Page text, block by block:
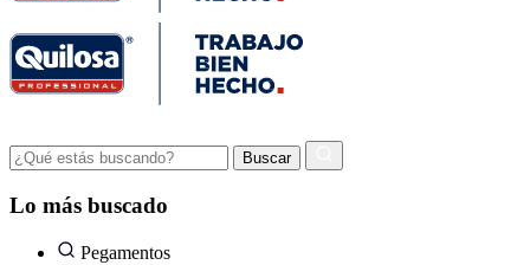
Lo más buscado
Pegamentos